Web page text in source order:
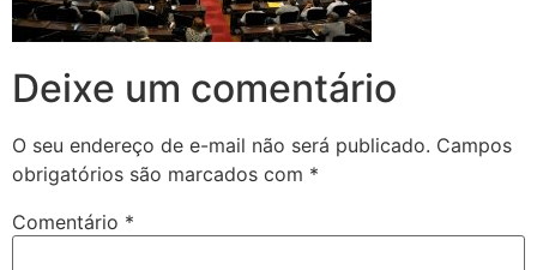
Deixe um comentário
O seu endereço de e-mail não será publicado. Campos
obrigatórios são marcados com *
Comentário *